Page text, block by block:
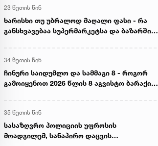
23 წუთის წინ
ხარისხი თუ უბრალოდ მაღალი ფასი - რა
განსხვავებაა სუპერმარკეტსა და ბაზარში
34 წუთის წინ
ჩინური საიდუმლო და სამმაგი 8 - როგორ
გამოიყენოთ 2026 წლის 8 აგვისტო ბარაქისა
35 წუთის წინ
სასაზღვრო პოლიციის უფროსის
მოადგილემ, სანაპირო დაცვის